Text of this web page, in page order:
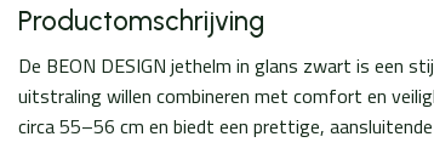
Productomschrijving
De BEON DESIGN jethelm in glans zwart is een
uitstraling willen combineren met comfort en
circa 55–56 cm en biedt een prettige,